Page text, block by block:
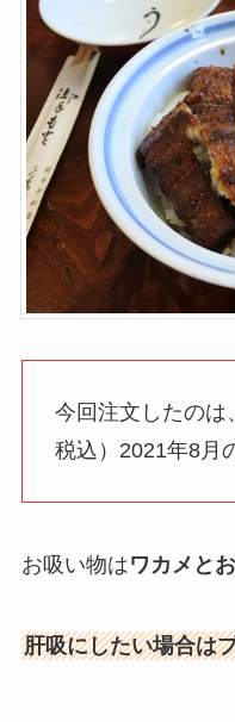
今回注文したのは
税込）2021年8月
お吸い物はワカメと
肝吸にしたい場合は